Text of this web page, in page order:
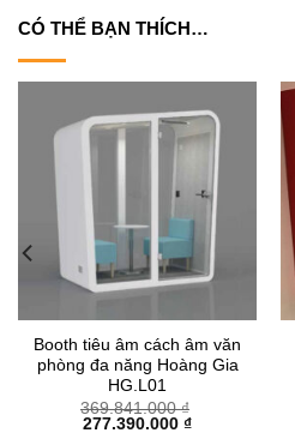
CÓ THỂ BẠN THÍCH…
Booth tiêu âm cách âm văn
phòng đa năng Hoàng Gia
HG.L01
369.841.000₫
Giá
277.390.000 ₫Giá